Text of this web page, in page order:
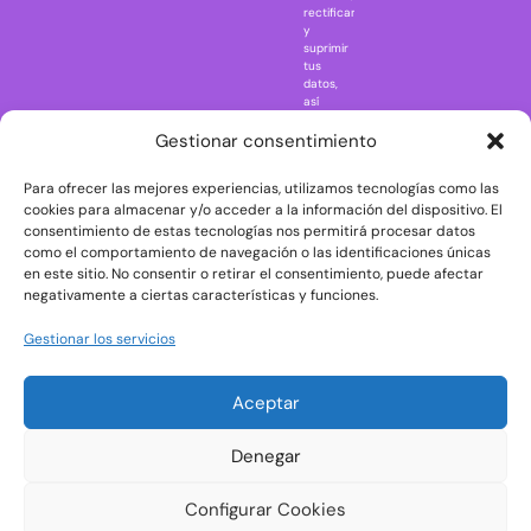
Gestionar consentimiento
Para ofrecer las mejores experiencias, utilizamos tecnologías como las
cookies para almacenar y/o acceder a la información del dispositivo. El
consentimiento de estas tecnologías nos permitirá procesar datos
como el comportamiento de navegación o las identificaciones únicas
en este sitio. No consentir o retirar el consentimiento, puede afectar
negativamente a ciertas características y funciones.
Gestionar los servicios
Aceptar
Denegar
Configurar Cookies
Rick and
The Big Bang
Theory
The Blues
Brothers
The
The Shining
rectificar
y
suprimir
tus
datos,
así
ejercer
consultando
la
información
adicional
y
detallada
sobre